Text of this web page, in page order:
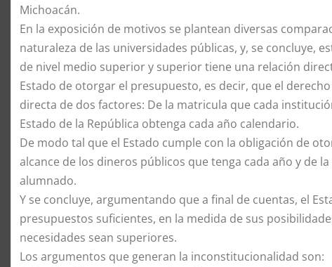
Michoacán.
En la exposición de motivos se plantean diversas
naturaleza de las universidades públicas, y, se concluye,
de nivel medio superior y superior tiene una relación
Estado de otorgar el presupuesto, es decir, que el
directa de dos factores: De la matricula que cada
Estado de la República obtenga cada año calendario.
De modo tal que el Estado cumple con la obligación de
alcance de los dineros públicos que tenga cada año y de
alumnado.
Y se concluye, argumentando que a final de cuentas, el
presupuestos suficientes, en la medida de sus
necesidades sean superiores.
Los argumentos que generan la inconstitucionalidad son: